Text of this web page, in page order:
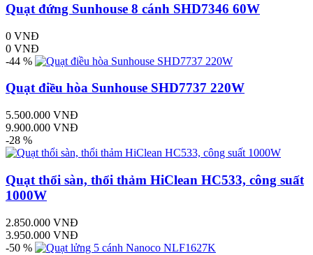
Quạt đứng Sunhouse 8 cánh SHD7346 60W
0 VNĐ
0 VNĐ
-44 %
Quạt điều hòa Sunhouse SHD7737 220W
5.500.000 VNĐ
9.900.000 VNĐ
-28 %
Quạt thổi sàn, thổi thảm HiClean HC533, công suất
1000W
2.850.000 VNĐ
3.950.000 VNĐ
-50 %